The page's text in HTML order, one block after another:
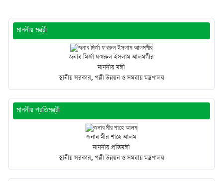
মাননীয় মন্ত্রী
জনাব মির্জা ফখরুল ইসলাম আলমগীর
মাননীয় মন্ত্রী
স্থানীয় সরকার, পল্লী উন্নয়ন ও সমবায় মন্ত্রণালয়
মাননীয় প্রতিমন্ত্রী
জনাব মীর শাহে আলম
মাননীয় প্রতিমন্ত্রী
স্থানীয় সরকার, পল্লী উন্নয়ন ও সমবায় মন্ত্রণালয়